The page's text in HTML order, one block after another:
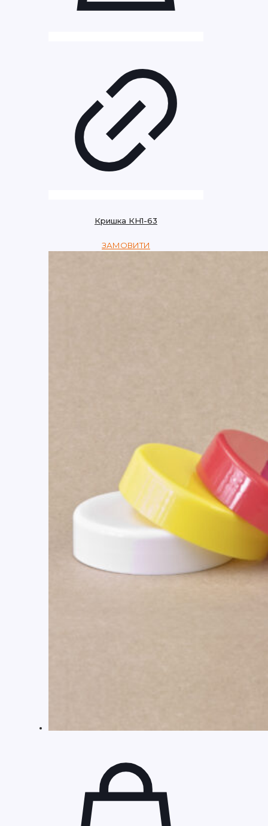
Кришка КН1-63
ЗАМОВИТИ